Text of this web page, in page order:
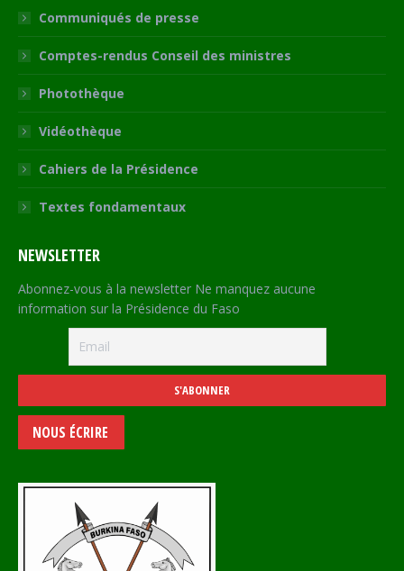
Communiqués de presse
Comptes-rendus Conseil des ministres
Photothèque
Vidéothèque
Cahiers de la Présidence
Textes fondamentaux
NEWSLETTER
Abonnez-vous à la newsletter Ne manquez aucune
information sur la Présidence du Faso
NOUS ÉCRIRE